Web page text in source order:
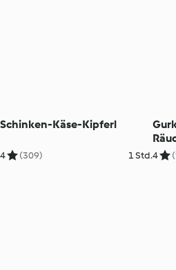
Schinken-Käse-Kipferl
4 (309) 1 Std.4